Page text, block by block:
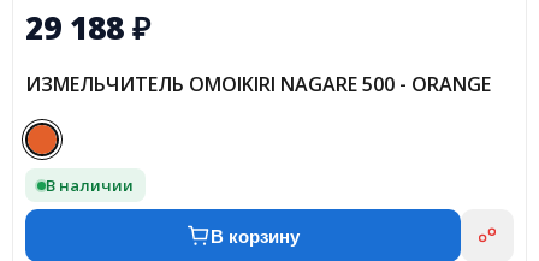
29 188₽
ИЗМЕЛЬЧИТЕЛЬ OMOIKIRI NAGARE 500 - ORANGE
В наличии
В корзину